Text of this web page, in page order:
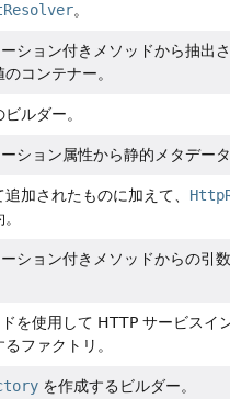
。
ション付きメソッドから抽出
コンテナー。
ビルダー。
ション属性から静的メタデータ
加されたものに加えて、
ション付きメソッドからの引
を使用して HTTP サービスイ
ファクトリ。
を作成するビルダー。